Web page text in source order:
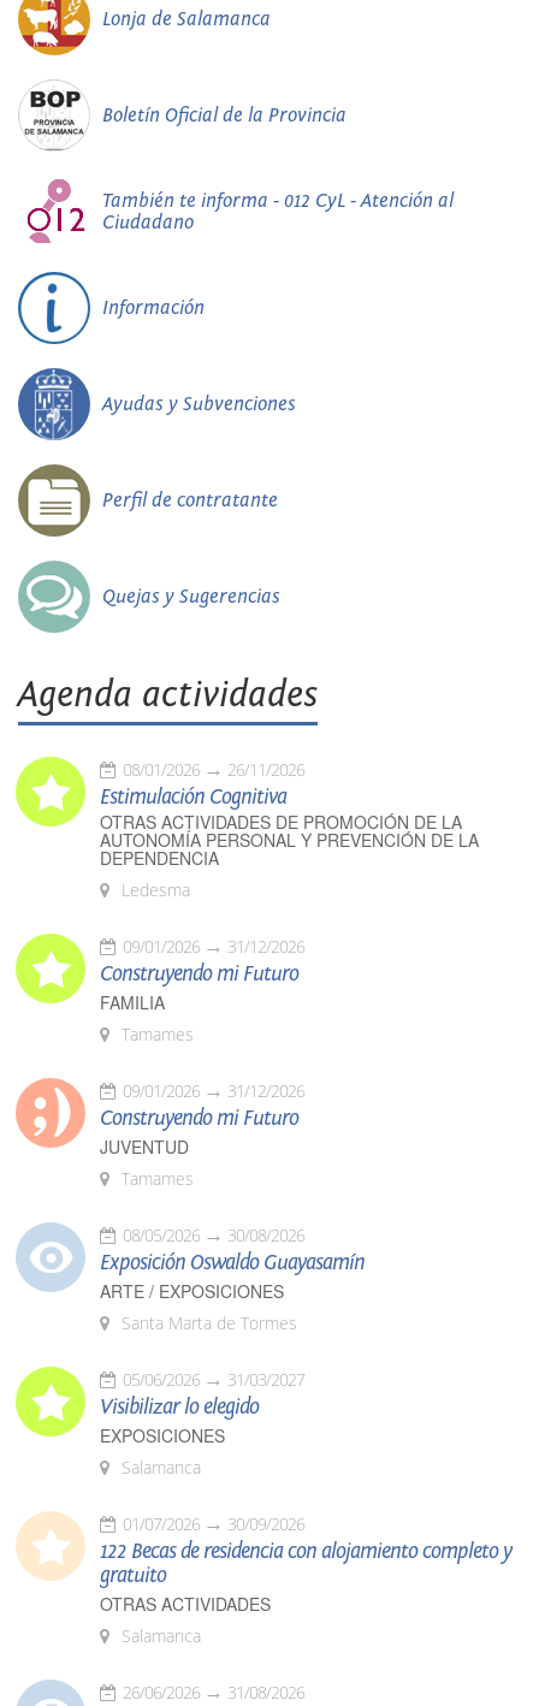
Lonja de Salamanca
Boletín Oficial de la Provincia
También te informa - 012 CyL - Atención al
Ciudadano
Información
Ayudas y Subvenciones
Perfil de contratante
Quejas y Sugerencias
Agenda actividades
08/01/2026 26/11/2026
Estimulación Cognitiva
OTRAS ACTIVIDADES DE PROMOCIÓN DE LA
AUTONOMÍA PERSONAL Y PREVENCIÓN DE LA
DEPENDENCIA
Ledesma
09/01/2026 31/12/2026
Construyendo mi Futuro
FAMILIA
Tamames
09/01/2026 31/12/2026
Construyendo mi Futuro
JUVENTUD
Tamames
08/05/2026 30/08/2026
Exposición Oswaldo Guayasamín
ARTE / EXPOSICIONES
Santa Marta de Tormes
05/06/2026 31/03/2027
Visibilizar lo elegido
EXPOSICIONES
Salamanca
01/07/2026 30/09/2026
122 Becas de residencia con alojamiento completo y
gratuito
OTRAS ACTIVIDADES
Salamanca
26/06/2026 31/08/2026